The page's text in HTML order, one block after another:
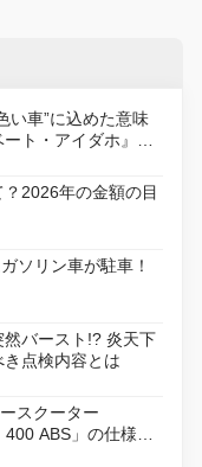
い車”に込めた意味
ト・アイダホ』が
活
2026年の金額の目
ソリン車が駐車！
バースト!? 炎天下
点検内容とは
スクーター
400 ABS」の仕様を